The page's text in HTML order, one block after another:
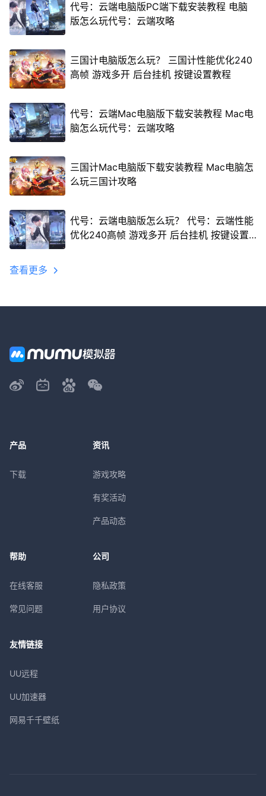
代号：云端电脑版PC端下载安装教程 电脑
版怎么玩代号：云端攻略
三国计电脑版怎么玩？ 三国计性能优化240
高帧 游戏多开 后台挂机 按键设置教程
代号：云端Mac电脑版下载安装教程 Mac电
脑怎么玩代号：云端攻略
三国计Mac电脑版下载安装教程 Mac电脑怎
么玩三国计攻略
代号：云端电脑版怎么玩？ 代号：云端性能
优化240高帧 游戏多开 后台挂机 按键设置
查看更多
产品
下载
资讯
游戏攻略
有奖活动
产品动态
帮助
在线客服
常见问题
公司
隐私政策
用户协议
友情链接
UU远程
UU加速器
网易千千壁纸